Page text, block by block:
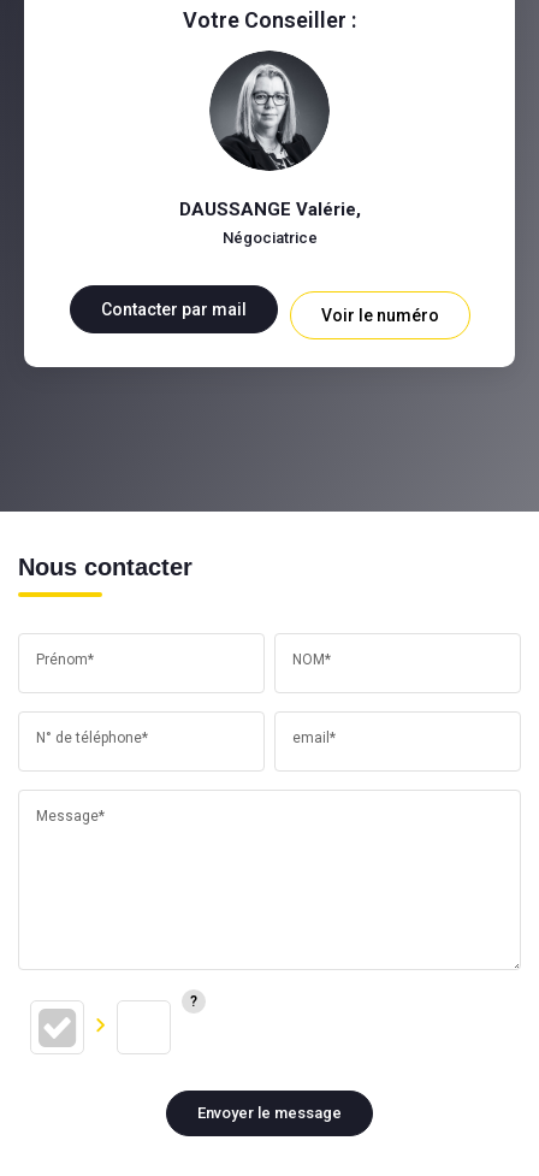
Votre Conseiller :
DAUSSANGE Valérie,
Négociatrice
Contacter par mail Voir le numéro
Nous contacter
Prénom* NOM*
N° de téléphone* email*
Message*
Envoyer le message